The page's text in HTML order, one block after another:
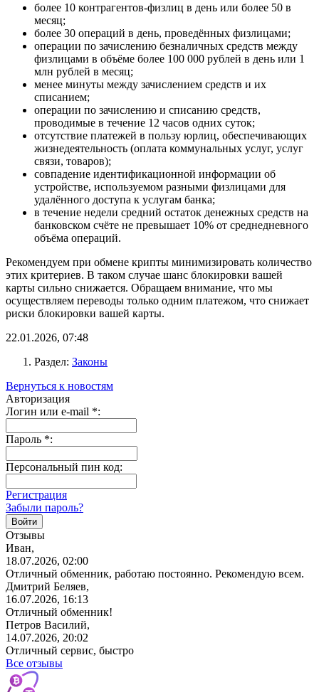
более 10 контрагентов-физлиц в день или более 50 в
месяц;
более 30 операций в день, проведённых физлицами;
операции по зачислению безналичных средств между
физлицами в объёме более 100 000 рублей в день или 1
млн рублей в месяц;
менее минуты между зачислением средств и их
списанием;
операции по зачислению и списанию средств,
проводимые в течение 12 часов одних суток;
отсутствие платежей в пользу юрлиц, обеспечивающих
жизнедеятельность (оплата коммунальных услуг, услуг
связи, товаров);
совпадение идентификационной информации об
устройстве, используемом разными физлицами для
удалённого доступа к услугам банка;
в течение недели средний остаток денежных средств на
банковском счёте не превышает 10% от среднедневного
объёма операций.
Рекомендуем при обмене крипты минимизировать количество
этих критериев. В таком случае шанс блокировки вашей
карты сильно снижается. Обращаем внимание, что мы
осуществляем переводы только одним платежом, что снижает
риски блокировки вашей карты.
22.01.2026, 07:48
Раздел: Законы
Вернуться к новостям
Авторизация
Логин или e-mail *:
Пароль *:
Персональный пин код:
Регистрация
Забыли пароль?
Отзывы
Иван,
18.07.2026, 02:00
Отличный обменник, работаю постоянно. Рекомендую всем.
Дмитрий Беляев,
16.07.2026, 16:13
Отличный обменник!
Петров Василий,
14.07.2026, 20:02
Отличный сервис, быстро
Все отзывы